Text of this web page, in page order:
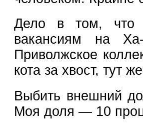
Дело в том, что
вакансиям на
Приволжское
кота за хвост, тут
Выбить внешний
Моя доля — 10